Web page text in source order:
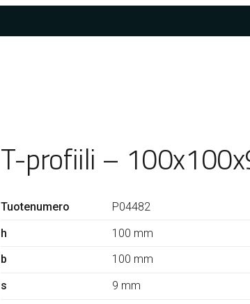
T-profiili –
Tuotenumero
P04482
h
100 mm
b
100 mm
s
9 mm